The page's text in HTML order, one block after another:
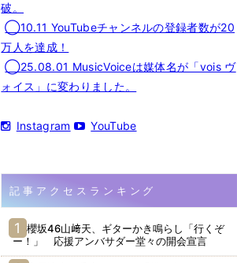
破。
◯10.11 YouTubeチャンネルの登録者数が20
万人を達成！
◯25.08.01 MusicVoiceは媒体名が「vois ヴ
ォイス」に変わりました。
Instagram YouTube
記事アクセスランキング
櫻坂46山﨑天、ギターかき鳴らし「行くぞ
ー！」 応援アンバサダー堂々の開会宣言